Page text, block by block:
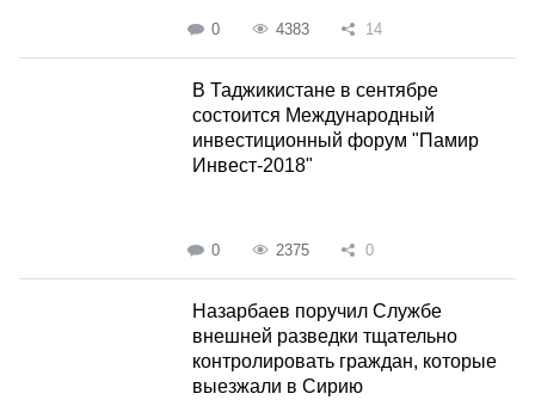
0 4383 14
В Таджикистане в сентябре
состоится Международный
инвестиционный форум "Памир
Инвест-2018"
0 2375 0
Назарбаев поручил Службе
внешней разведки тщательно
контролировать граждан, которые
выезжали в Сирию